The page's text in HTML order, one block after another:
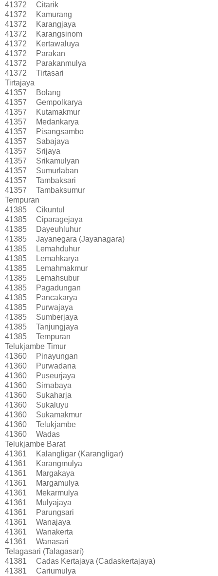
41372
Citarik
41372
Kamurang
41372
Karangjaya
41372
Karangsinom
41372
Kertawaluya
41372
Parakan
41372
Parakanmulya
41372
Tirtasari
Tirtajaya
41357
Bolang
41357
Gempolkarya
41357
Kutamakmur
41357
Medankarya
41357
Pisangsambo
41357
Sabajaya
41357
Srijaya
41357
Srikamulyan
41357
Sumurlaban
41357
Tambaksari
41357
Tambaksumur
Tempuran
41385
Cikuntul
41385
Ciparagejaya
41385
Dayeuhluhur
41385
Jayanegara (Jayanagara)
41385
Lemahduhur
41385
Lemahkarya
41385
Lemahmakmur
41385
Lemahsubur
41385
Pagadungan
41385
Pancakarya
41385
Purwajaya
41385
Sumberjaya
41385
Tanjungjaya
41385
Tempuran
Telukjambe Timur
41360
Pinayungan
41360
Purwadana
41360
Puseurjaya
41360
Sirnabaya
41360
Sukaharja
41360
Sukaluyu
41360
Sukamakmur
41360
Telukjambe
41360
Wadas
Telukjambe Barat
41361
Kalangligar (Karangligar)
41361
Karangmulya
41361
Margakaya
41361
Margamulya
41361
Mekarmulya
41361
Mulyajaya
41361
Parungsari
41361
Wanajaya
41361
Wanakerta
41361
Wanasari
Telagasari (Talagasari)
41381
Cadas Kertajaya (Cadaskertajaya)
41381
Cariumulya